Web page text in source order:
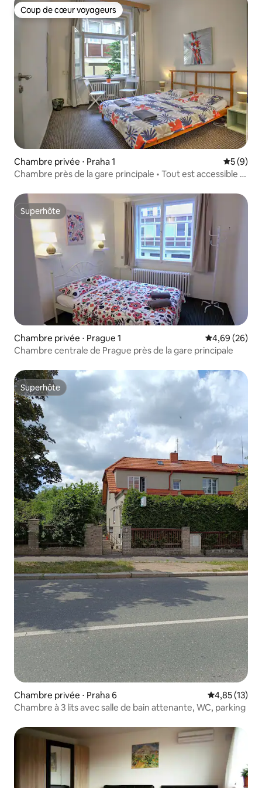
maison est équipée d'une machine à
café PROFI NESPRESSO.
Coup de cœur voyageurs
Coup de cœur voyageurs
Chambre privée ⋅ Praha 1
5 (9)
Chambre près de la gare principale • Tout est accessible à
Superhôte
Superhôte
Chambre privée ⋅ Prague 1 Évaluation
4,69 (26)
Chambre centrale de Prague près de la gare principale
Superhôte
Superhôte
Chambre privée ⋅ Praha 6 Évaluation
4,85 (13)
Chambre à 3 lits avec salle de bain attenante, WC, parking